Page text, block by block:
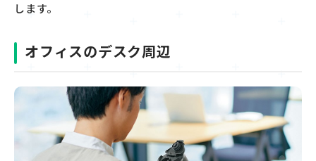
します。
オフィスのデスク周辺